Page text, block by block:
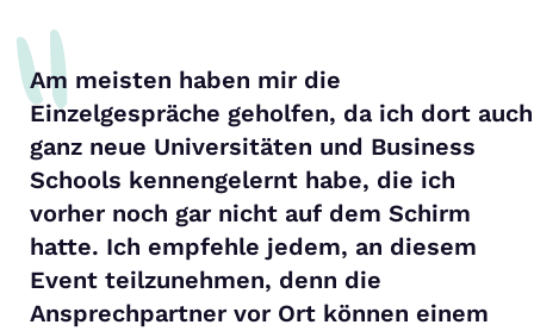
Am meisten haben mir die
Einzelgespräche geholfen, da ich dort auch
ganz neue Universitäten und Business
Schools kennengelernt habe, die ich
vorher noch gar nicht auf dem Schirm
hatte. Ich empfehle jedem, an diesem
Event teilzunehmen, denn die
Ansprechpartner vor Ort können einem